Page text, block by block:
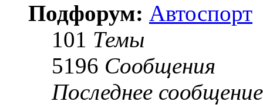
Подфорум: Автоспорт
101 Темы
5196 Сообщения
Последнее сообщение